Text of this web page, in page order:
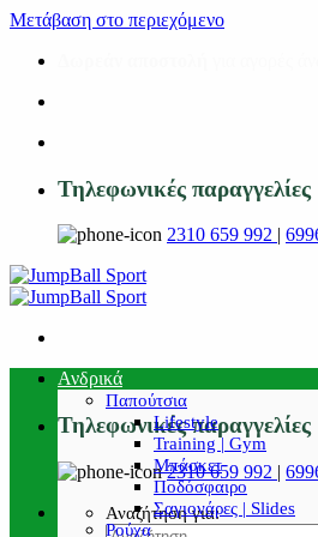
Μετάβαση στο περιεχόμενο
Τηλεφωνικές παραγγελίες
2310 659 992 |
Τηλεφωνικές παραγγελίες
2310 659 992 |
Αναζήτηση για:
Ανδρικά
Παπούτσια
Lifestyle
Training | Gym
Μπάσκετ
Ποδόσφαιρο
Σαγιονάρες | Slides
Ρούχα